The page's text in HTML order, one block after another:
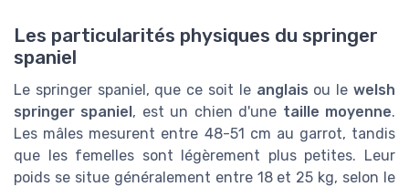
Les particularités physiques du springer
spaniel
Le springer spaniel, que ce soit le anglais ou lewelsh
springer spaniel, est un chien d'une taille moyenne.
Les mâles mesurent entre 48-51 cm au garrot, tandis
que les femelles sont légèrement plus petites. Leur
poids se situe généralement entre 18 et 25 kg, selon le